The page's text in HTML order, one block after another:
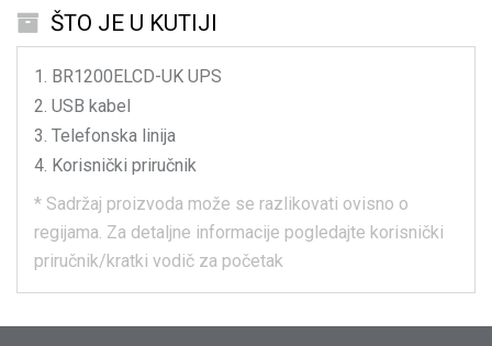
ŠTO JE U KUTIJI
BR1200ELCD-UK UPS
USB kabel
Telefonska linija
Korisnički priručnik
* Sadržaj proizvoda može se razlikovati ovisno o
regijama. Za detaljne informacije pogledajte korisnički
priručnik/kratki vodič za početak